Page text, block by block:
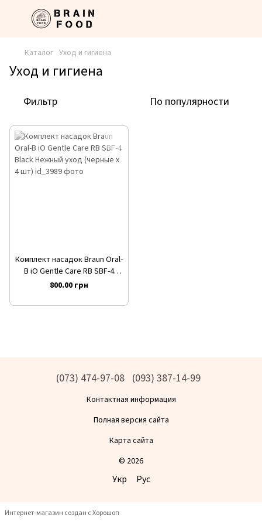
Каталог Уход и гигиена
Уход и гигиена
Фильтр По популярности
Комплект насадок Braun Oral-
B iO Gentle Care RB SBF-4
Black Нежный уход (черные х
800.00 грн
(073) 474-97-08 (093) 387-14-99
Контактная информация
Полная версия сайта
Карта сайта
© 2026
Укр Рус
Интернет-магазин создан с Хорошоп